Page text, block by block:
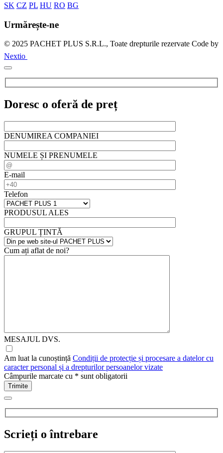
SK CZ PL HU RO BG
Urmărește-ne
© 2025 PACHET PLUS S.R.L., Toate drepturile rezervate Code by
Nextio
Doresc o oferă de preț
DENUMIREA COMPANIEI
NUMELE ȘI PRENUMELE
E-mail
Telefon
PRODUSUL ALES
GRUPUL ȚINTĂ
Cum ați aflat de noi?
MESAJUL DVS.
Am luat la cunoștință Condiții de protecție și procesare a datelor cu
caracter personal și a drepturilor persoanelor vizate
Câmpurile marcate cu * sunt obligatorii
Scrieți o întrebare